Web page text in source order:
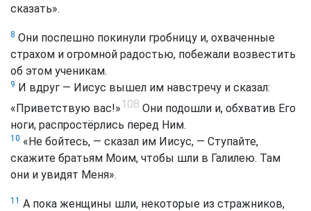
сказать».
8 Они поспешно покинули гробницу и, охваченные
страхом и огромной радостью, побежали возвестить
об этом ученикам.
9 И вдруг — Иисус вышел им навстречу и сказал:
«Приветствую вас!»108 Они подошли и, обхватив Его
ноги, распростёрлись перед Ним.
10 «Не бойтесь, — сказал им Иисус, — Ступайте,
скажите братьям Моим, чтобы шли в Галилею. Там
они и увидят Меня».
11 А пока женщины шли, некоторые из стражников,